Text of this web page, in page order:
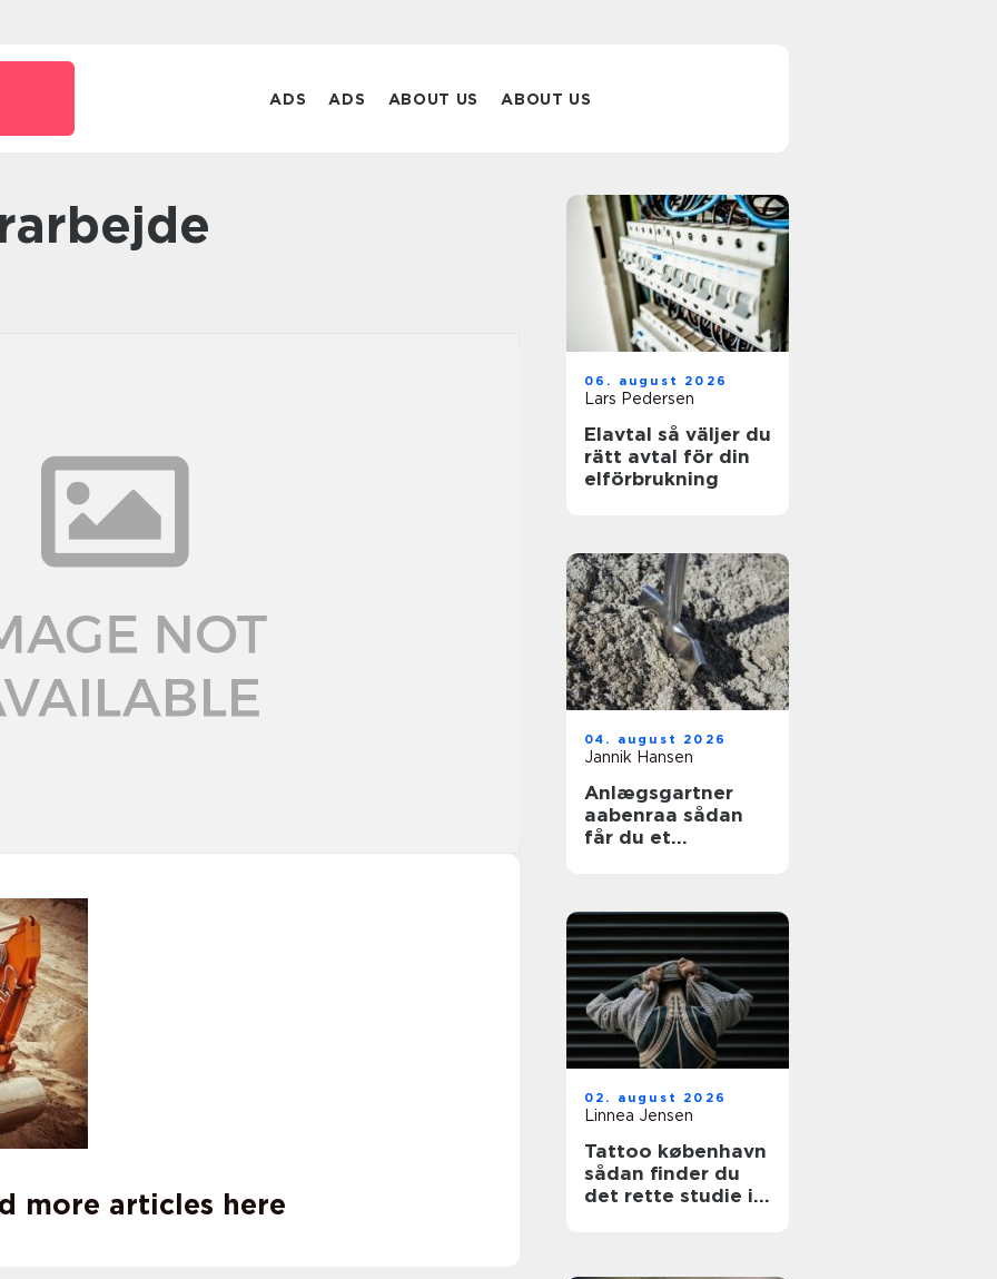
ADS ADS ABOUT US ABOUT US
more articles here
06. august 2026
Lars Pedersen
Elavtal så väljer du
rätt avtal för din
elförbrukning
04. august 2026
Jannik Hansen
Anlægsgartner
aabenraa sådan
får du et
02. august 2026
Linnea Jensen
Tattoo københavn
sådan finder du
det rette studie i